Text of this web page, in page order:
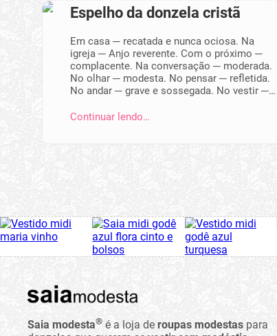
Espelho da donzela cristã
Em casa ─ recatada e nunca ociosa. Na
igreja ─ Anjo reverente. Com o próximo ─
complacente. Na conversação ─ moderada.
No olhar ─ modesta. No pensar ─ refletida.
No andar ─ grave e sossegada. No vestir ─…
Continuar lendo…
Saia modesta® é a loja de roupas modestas para